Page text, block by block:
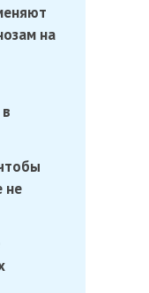
на
не